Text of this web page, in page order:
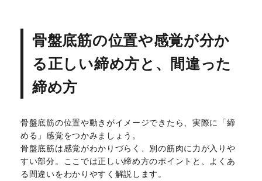
骨盤底筋の位置や感覚が分か
る正しい締め方と、間違った
締め方
骨盤底筋の位置や動きがイメージできたら、実際に「締
める」感覚をつかみましょう。
骨盤底筋は感覚がわかりづらく、別の筋肉に力が入りや
すい部分。ここでは正しい締め方のポイントと、よくあ
る間違いをわかりやすく解説します。